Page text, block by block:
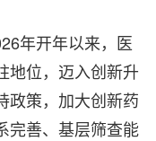
年开年以来，医
地位，迈入创新升
政策，加大创新药
完善、基层筛查能